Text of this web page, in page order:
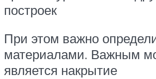
построек
При этом важно
материалами. Важным
является накрытие